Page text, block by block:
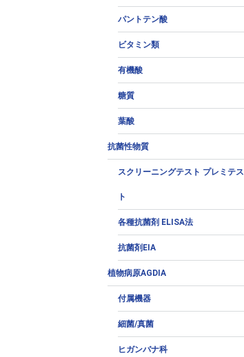
パントテン酸
ビタミン類
有機酸
糖質
葉酸
抗菌性物質
スクリーニングテスト プレミテス
ト
各種抗菌剤 ELISA法
抗菌剤EIA
植物病原AGDIA
付属機器
細菌/真菌
ヒガンバナ科